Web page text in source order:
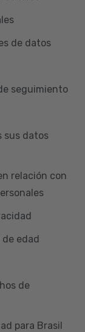
de datos
seguimiento
sus datos
relación con
de edad
de
para Brasil